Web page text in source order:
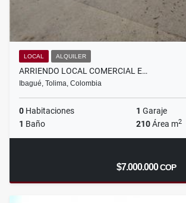
LOCAL ALQUILER
ARRIENDO LOCAL COMERCIAL E…
Ibagué, Tolima, Colombia
0 Habitaciones 1 Garaje
1 Baño 210Área m2
$7.000.000COP